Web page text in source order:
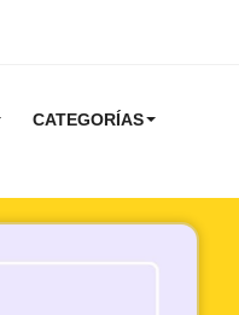
CATEGORÍAS